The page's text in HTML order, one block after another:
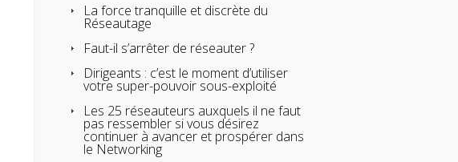
La force tranquille et discrète du
Réseautage
Faut-il s’arrêter de réseauter ?
Dirigeants : c’est le moment d’utiliser
votre super-pouvoir sous-exploité
Les 25 réseauteurs auxquels il ne faut
pas ressembler si vous désirez
continuer à avancer et prospérer dans
le Networking